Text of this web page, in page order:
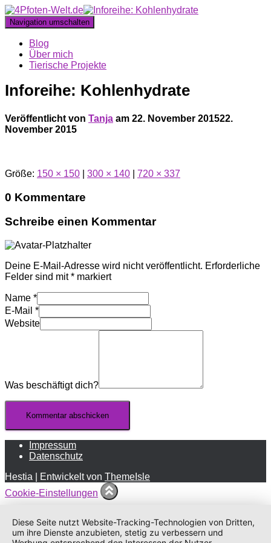
Navigation umschalten
Blog
Über mich
Tierische Projekte
Inforeihe: Kohlenhydrate
Veröffentlicht von Tanja am 22. November 201522.
November 2015
Größe: 150 × 150 300 × 140 720 × 337
0 Kommentare
Schreibe einen Kommentar
Deine E-Mail-Adresse wird nicht veröffentlicht. Erforderliche
Felder sind mit* markiert
Name *
E-Mail *
Website
Was beschäftigt dich?
Impressum
Datenschutz
Hestia | Entwickelt von ThemeIsle
Cookie-Einstellungen
Diese Seite nutzt Website-Tracking-Technologien von Dritten,
um ihre Dienste anzubieten, stetig zu verbessern und